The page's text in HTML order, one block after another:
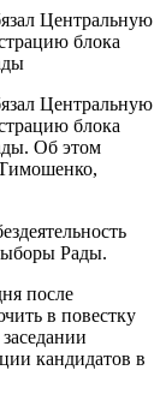
Центральную
блока
Центральную
блока
Об этом
Рады.
после
в повестку
кандидатов в